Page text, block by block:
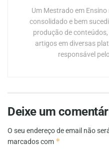
Um Mestrado em
consolidado e bem
produção de
artigos em diversas
responsável
Deixe um
O seu endereço de email não
marcados com *